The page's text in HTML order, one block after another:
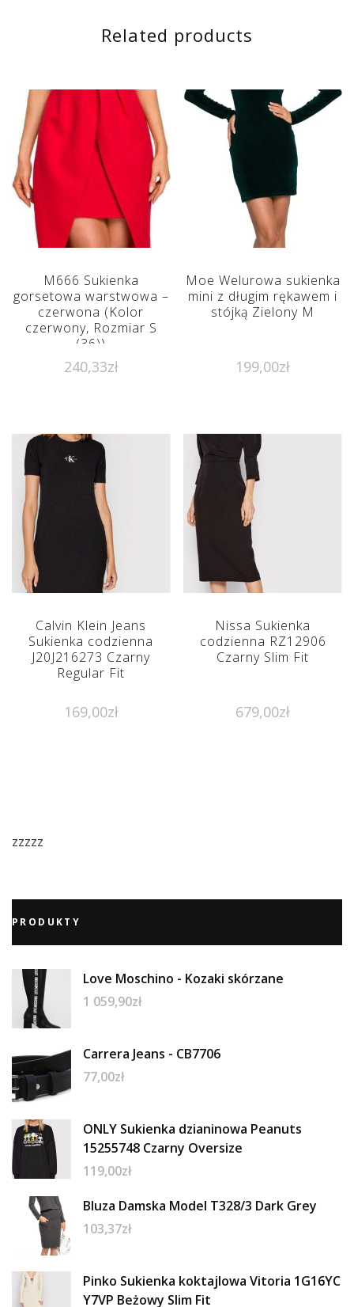
Related products
M666 Sukienka
gorsetowa warstwowa –
czerwona (Kolor
czerwony, Rozmiar S
(36))
240,33zł
Moe Welurowa sukienka
mini z długim rękawem i
stójką Zielony M
199,00zł
Calvin Klein Jeans
Sukienka codzienna
J20J216273 Czarny
Regular Fit
169,00zł
Nissa Sukienka
codzienna RZ12906
Czarny Slim Fit
679,00zł
zzzzz
PRODUKTY
Love Moschino - Kozaki skórzane
1 059,90zł
Carrera Jeans - CB7706
77,00zł
ONLY Sukienka dzianinowa Peanuts
15255748 Czarny Oversize
119,00zł
Bluza Damska Model T328/3 Dark Grey
103,37zł
Pinko Sukienka koktajlowa Vitoria 1G16YC
Y7VP Beżowy Slim Fit